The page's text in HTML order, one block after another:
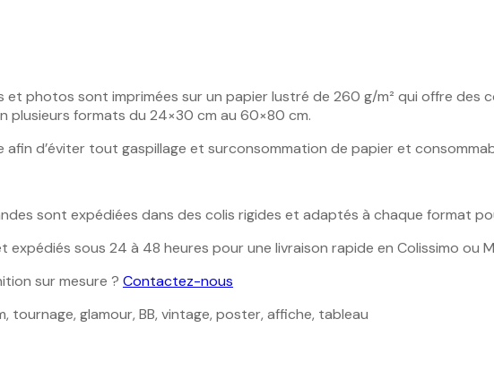
photos sont imprimées sur un papier lustré de 260 g/m² qui offre des
plusieurs formats du 24×30 cm au 60×80 cm.
d’éviter tout gaspillage et surconsommation de papier et
sont expédiées dans des colis rigides et adaptés à chaque format
sous 24 à 48 heures pour une livraison rapide en Colissimo ou
sur mesure ? Contactez-nous
glamour, BB, vintage, poster, affiche, tableau